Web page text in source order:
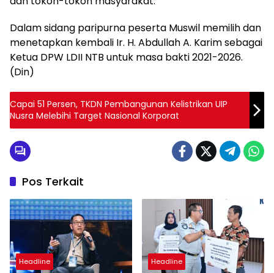
Dalam sidang paripurna peserta Muswil memilih dan
menetapkan kembali Ir. H. Abdullah A. Karim sebagai
Ketua DPW LDII NTB untuk masa bakti 2021-2026.
(Din)
Capai 51 Persen, TKDN Pembangunan Kelistrikan UIP
Nusra Melebihi Target Nasional Korporat
Pos Terkait
Headline Headline